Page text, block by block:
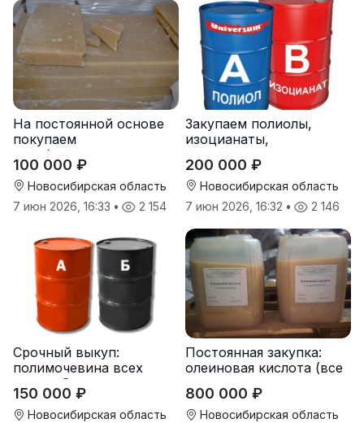
На постоянной основе
покупаем
парафиносодержащие
продукты
100 000 ₽
Новосибирская область
7 июн 2026, 16:33 • 2 154
Закупаем полиолы,
изоцианаты,
пенополиуретана (ППУ)
200 000 ₽
Новосибирская область
7 июн 2026, 16:32 • 2 146
Срочный выкуп:
полимочевина всех
типов, Эластоплан,
Экстраплан
150 000 ₽
Новосибирская область
Постоянная закупка:
олеиновая кислота (все
просрочка)
800 000 ₽
Новосибирская область